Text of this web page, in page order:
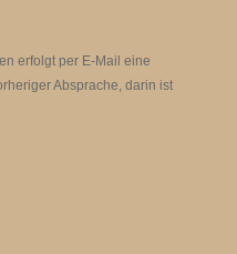
erfolgt per E-Mail eine
Absprache, darin ist